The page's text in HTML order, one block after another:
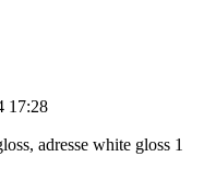
17:28
adresse white gloss 1